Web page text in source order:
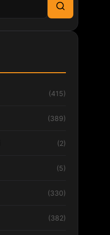
Cerca
(415)
(389)
(2)
(5)
(330)
(382)